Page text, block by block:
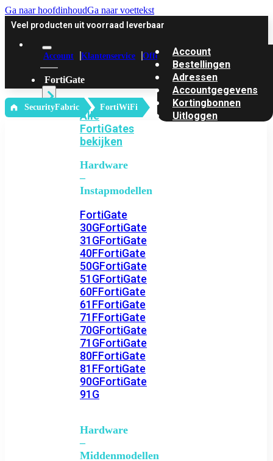
Ga naar hoofdinhoudGa naar voettekst
Veel producten uit voorraad leverbaar
Account Klantenservice Offerte
FortiGate
Alle
FortiGates
bekijken
Hardware
–
Instapmodellen
FortiGate
30GFortiGate
31GFortiGate
40FFortiGate
50GFortiGate
51GFortiGate
60FFortiGate
61FFortiGate
71FFortiGate
70GFortiGate
71GFortiGate
80FFortiGate
81FFortiGate
90GFortiGate
91G
Hardware
–
Middenmodellen
Account
Bestellingen
Adressen
Accountgegevens
Kortingbonnen
Uitloggen
‎ SecurityFabric FortiWiFi